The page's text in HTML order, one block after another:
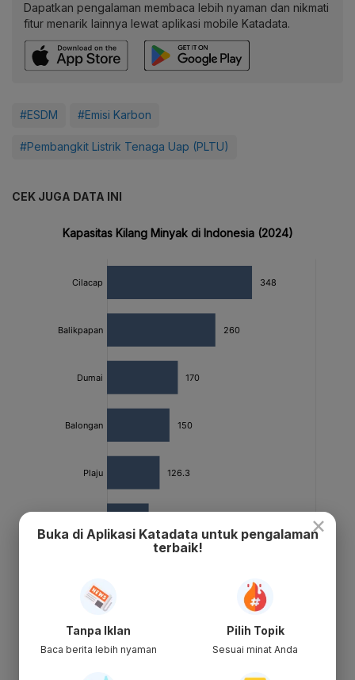
Dapatkan pengalaman membaca lebih nyaman dan nikmati
fitur menarik lainnya lewat aplikasi mobile Katadata.
#ESDM #Emisi Karbon
#Pembangkit Listrik Tenaga Uap (PLTU)
CEK JUGA DATA INI
×
Buka di Aplikasi Katadata untuk pengalaman
terbaik!
Tanpa Iklan
Baca berita lebih nyaman
Pilih Topik
Sesuai minat Anda